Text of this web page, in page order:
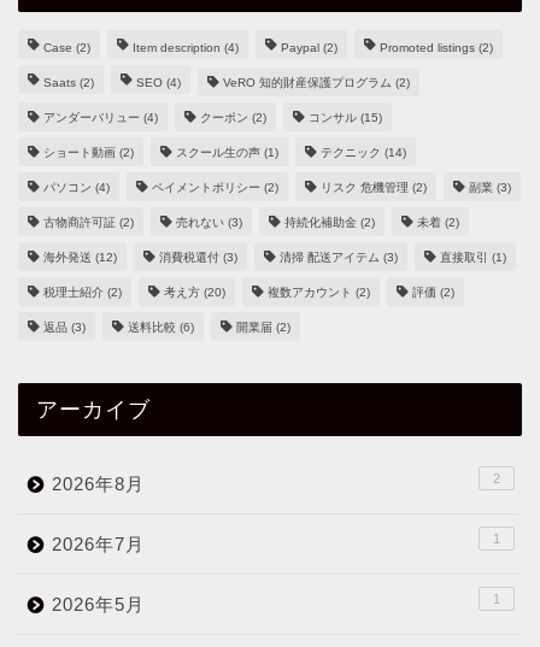
Case (2) Item description (4) Paypal (2) Promoted listings (2)
Saats (2) SEO (4) VeRO 知的財産保護プログラム (2)
アンダーバリュー (4) クーポン (2) コンサル (15)
ショート動画 (2) スクール生の声 (1) テクニック (14)
パソコン (4) ペイメントポリシー (2) リスク 危機管理 (2) 副業 (3)
古物商許可証 (2) 売れない (3) 持続化補助金 (2) 未着 (2)
海外発送 (12) 消費税還付 (3) 清掃 配送アイテム (3) 直接取引 (1)
税理士紹介 (2) 考え方 (20) 複数アカウント (2) 評価 (2)
返品 (3) 送料比較 (6) 開業届 (2)
アーカイブ
2026年8月 2
2026年7月 1
2026年5月 1